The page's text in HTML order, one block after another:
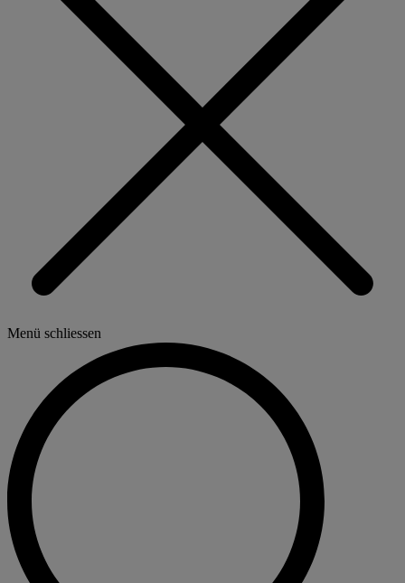
Menü schliessen